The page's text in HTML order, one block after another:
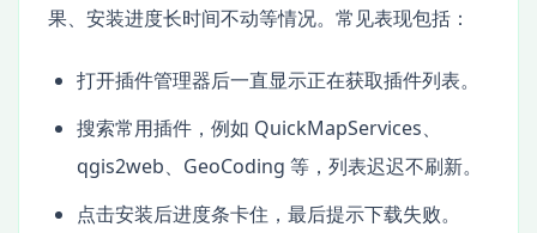
果、安装进度长时间不动等情况。常见表现包括：
打开插件管理器后一直显示正在获取插件列表。
搜索常用插件，例如 QuickMapServices、
qgis2web、GeoCoding 等，列表迟迟不刷新。
点击安装后进度条卡住，最后提示下载失败。